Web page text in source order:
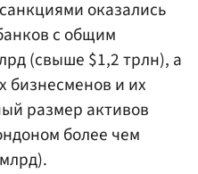
оказались
с общим
(свыше $1,2 трлн), а
бизнесменов и их
размер активов
более чем